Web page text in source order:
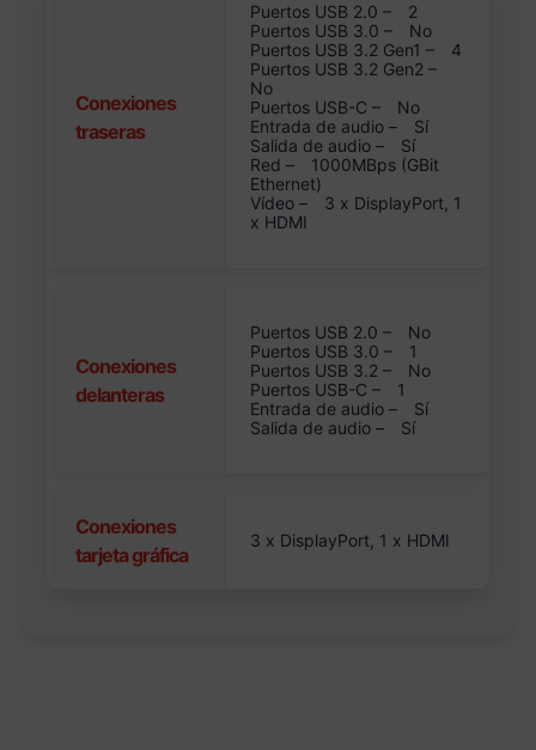
Conexiones
traseras
Puertos USB 2.0 –
2
Puertos USB 3.0 –
No
Puertos USB 3.2 Gen1 –
4
Puertos USB 3.2 Gen2 –
No
Puertos USB-C –
No
Entrada de audio –
Sí
Salida de audio –
Sí
Red –
1000MBps (GBit
Ethernet)
Vídeo –
3 x DisplayPort, 1
x HDMI
Conexiones
delanteras
Puertos USB 2.0 –
No
Puertos USB 3.0 –
1
Puertos USB 3.2 –
No
Puertos USB-C –
1
Entrada de audio –
Sí
Salida de audio –
Sí
Conexiones
tarjeta gráfica
3 x DisplayPort, 1 x HDMI